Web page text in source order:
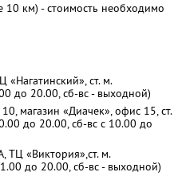
км) - стоимость необходимо
«Нагатинский», ст. м.
до 20.00, сб-вс - выходной)
магазин «Диачек», офис 15, ст.
до 20.00, сб-вс с 10.00 до
ТЦ «Виктория»,ст. м.
до 20.00, сб-вс - выходной)